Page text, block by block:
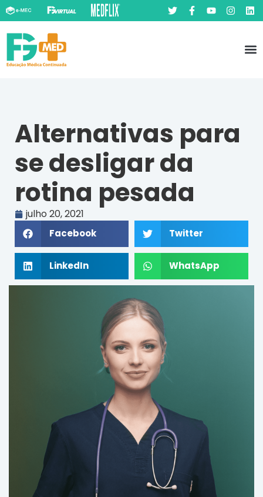
Alternativas para
se desligar da
rotina pesada
julho 20, 2021
Facebook Twitter
LinkedIn WhatsApp